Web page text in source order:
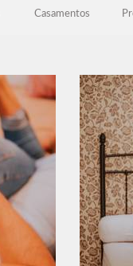
Casamentos